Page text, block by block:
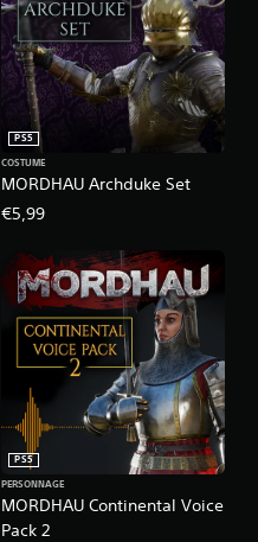
MORDHAU Archduke Set
PS5
COSTUME
€5,99
MORDHAU Continental Voice
Pack 2
PS5
PERSONNAGE